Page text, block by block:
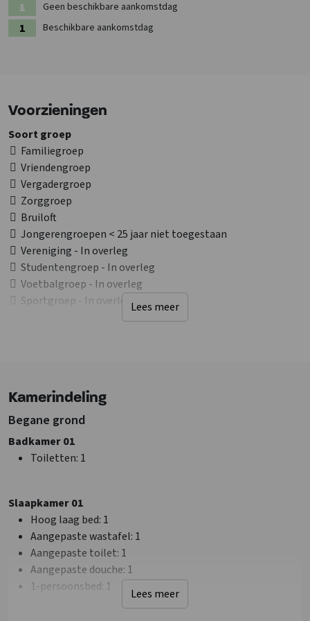
Geen beschikbare aankomstdag
Beschikbare aankomstdag
Voorzieningen
Niet op vakantiepark
Landelijk
Bij zee
Bij recreatiewater
Faciliteiten (Buiten)
Terras
Tuin/Erf is omheind
Schommel
Water/sloot op terrein
Glijbaan
Soort groep
Familiegroep
Vriendengroep
Vergadergroep
Zorggroep
Bruiloft
Jongerengroepen < 25 jaar niet toegestaan
Vereniging - In overleg
Studentengroep - In overleg
Voetbalgroep - In overleg
Sportgroep - In overlegLees meer
Kamerindeling
Begane grond
Badkamer 01
Toiletten: 1
Slaapkamer 01
Hoog laag bed: 1
Aangepaste wastafel: 1
Aangepaste toilet: 1
Aangepaste douche: 1
1-persoonsbed: 1 Lees meer